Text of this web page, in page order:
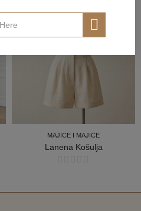
MAJICE I MAJICE
Lanena Košulja